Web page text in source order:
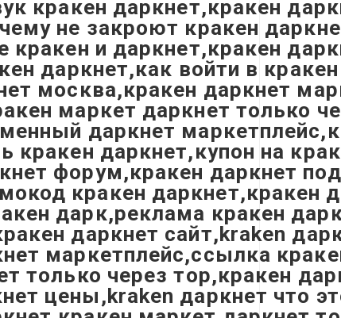
кракен даркнет,кракен
не закроют кракен
кракен и даркнет,кракен
даркнет,как войти в
москва,кракен даркнет
маркет даркнет только
даркнет
кракен даркнет,купон на
форум,кракен даркнет
кракен даркнет,кракен
дарк,реклама кракен
даркнет сайт,kraken
маркетплейс,ссылка
только через тор,кракен
цены,kraken даркнет что